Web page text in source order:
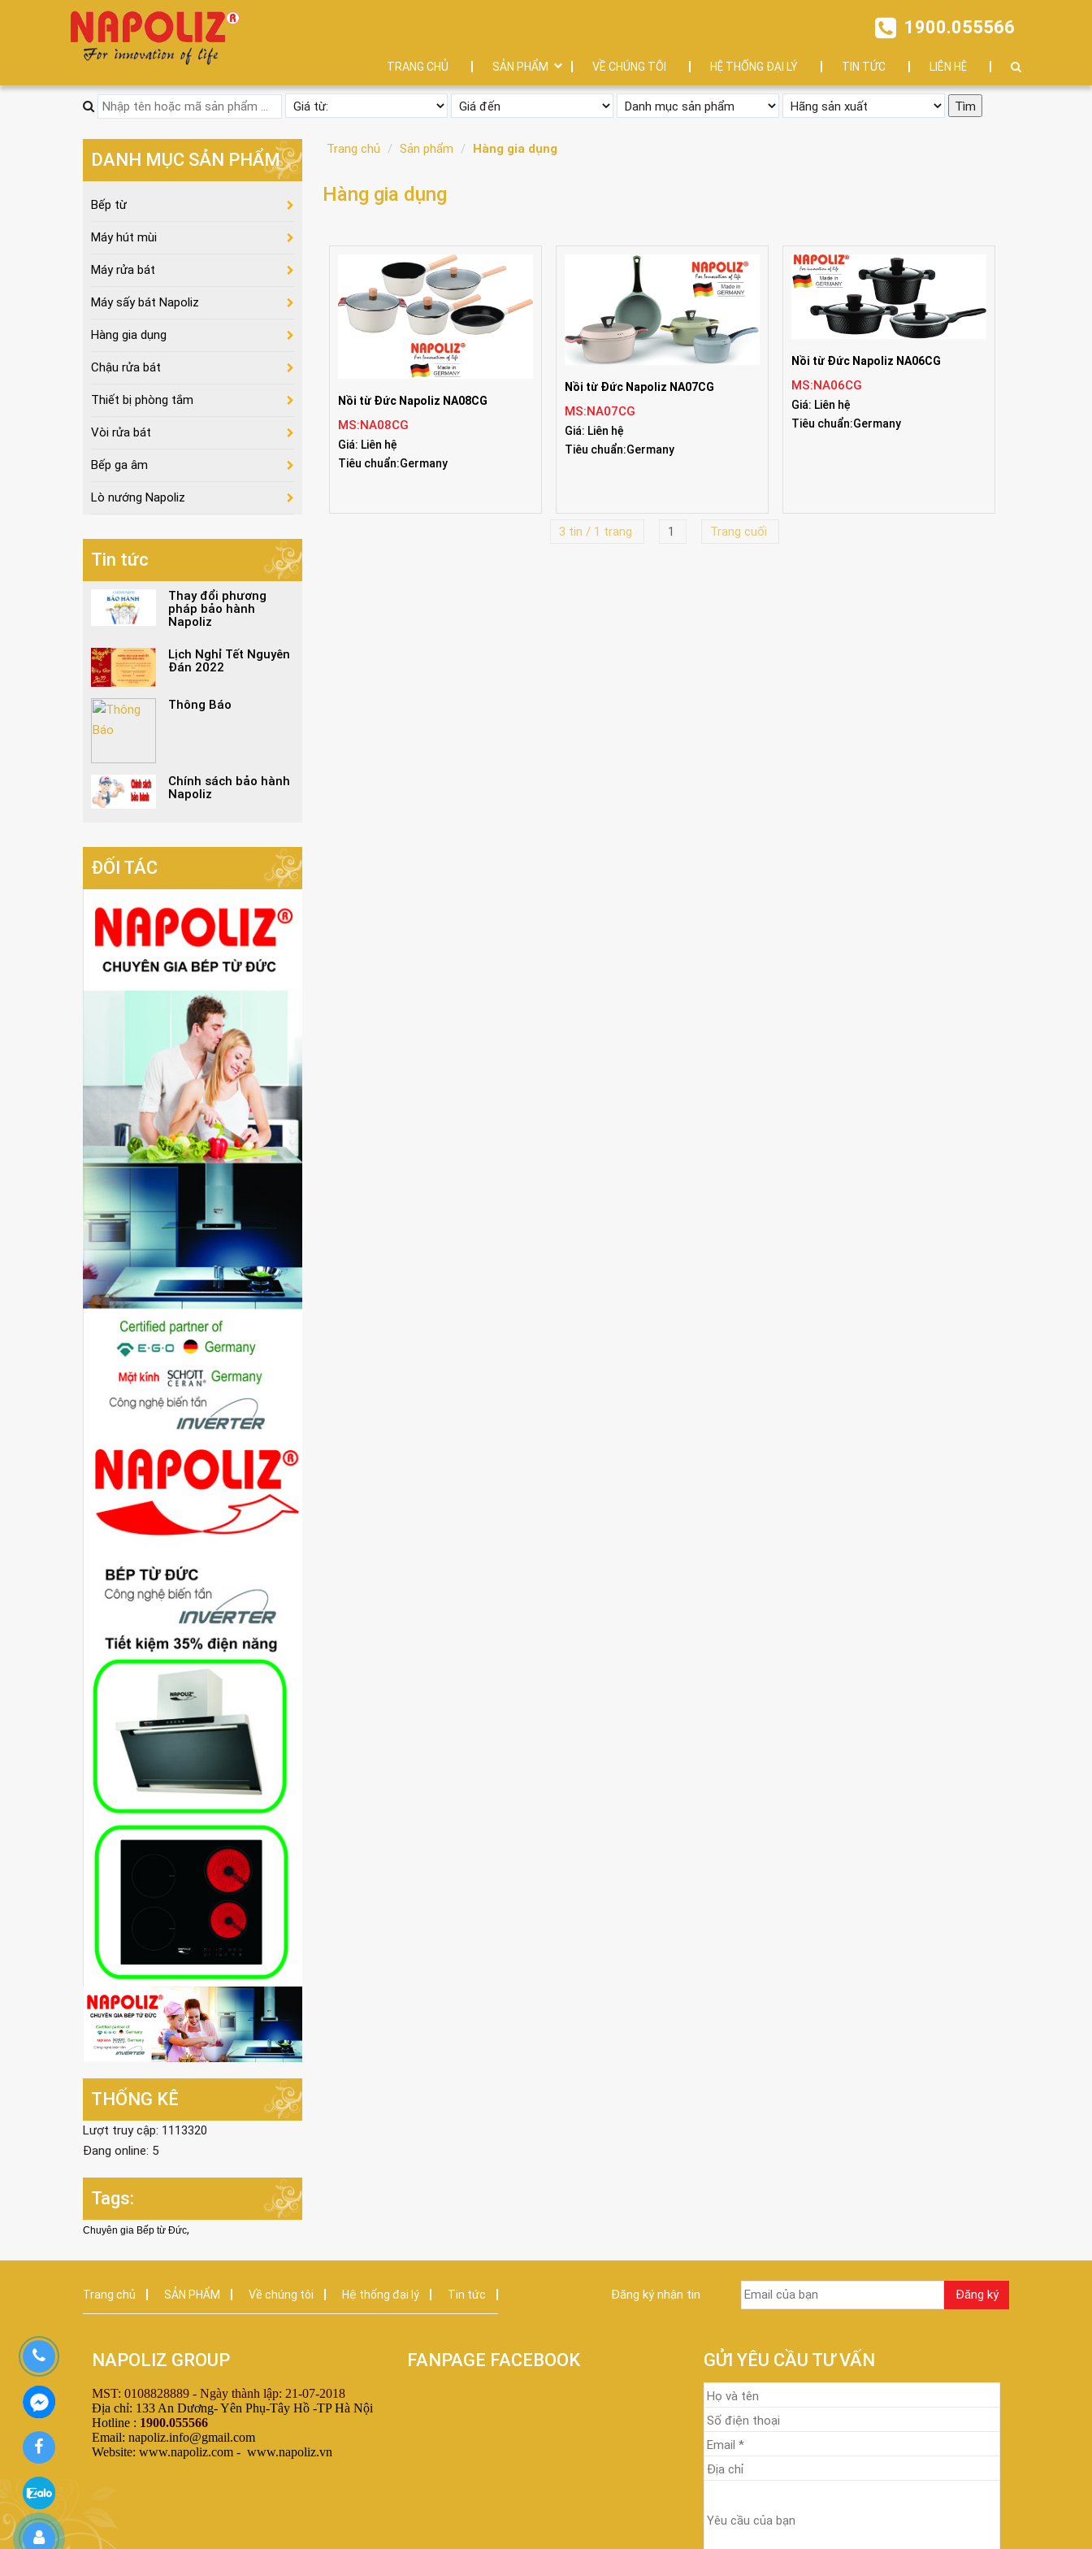
TRANG CHỦ SẢN PHẨM VỀ CHÚNG TÔI HỆ THỐNG ĐẠI LÝ TIN TỨC LIÊN HỆ
1900.055566
Trang chủ Sản phẩm Hàng gia dụng
Hàng gia dụng
Nồi từ Đức Napoliz NA08CG
MS:NA08CG
Giá: Liên hệ
Tiêu chuẩn:Germany
Nồi từ Đức Napoliz NA07CG
MS:NA07CG
Giá: Liên hệ
Tiêu chuẩn:Germany
Nồi từ Đức Napoliz NA06CG
MS:NA06CG
Giá: Liên hệ
Tiêu chuẩn:Germany
3 tin / 1 trang 1 Trang cuối
DANH MỤC SẢN PHẨM
Bếp từ
Máy hút mùi
Máy rửa bát
Máy sấy bát Napoliz
Hàng gia dụng
Chậu rửa bát
Thiết bị phòng tắm
Vòi rửa bát
Bếp ga âm
Lò nướng Napoliz
Tin tức
Thay đổi phương
pháp bảo hành
Napoliz
Lịch Nghỉ Tết Nguyên
Đán 2022
Thông Báo
Chính sách bảo hành
Napoliz
ĐỐI TÁC
THỐNG KÊ
Lượt truy cập: 1113320
Đang online: 5
Tags:
Chuyên gia Bếp từ Đức,
Trang chủ SẢN PHẨM Về chúng tôi Hệ thống đại lý Tin tức Đăng ký nhận tin
NAPOLIZ GROUP
MST: 0108828889 - Ngày thành lập: 21-07-2018
Địa chỉ: 133 An Dương- Yên Phụ-Tây Hồ -TP Hà Nội
Hotline : 1900.055566
Email: napoliz.info@gmail.com
Website: www.napoliz.com - www.napoliz.vn
FANPAGE FACEBOOK GỬI YÊU CẦU TƯ VẤN